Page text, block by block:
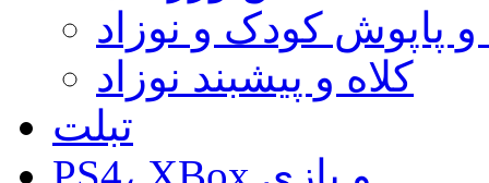
پاپوش کودک و نوزاد
کلاه و پیشبند نوزاد
تبلت